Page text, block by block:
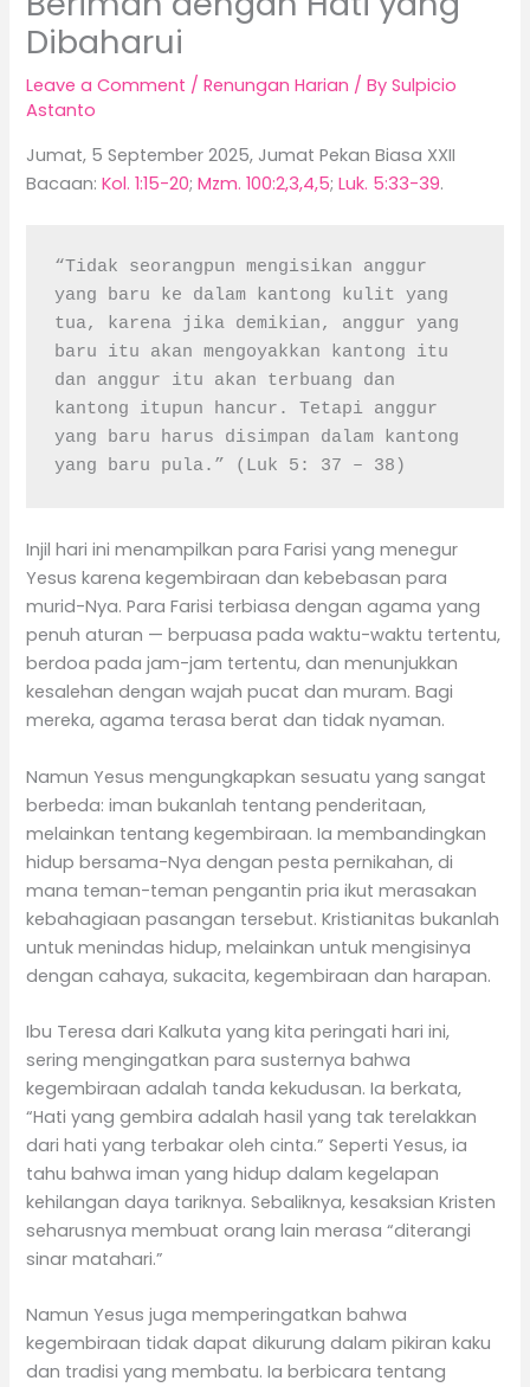
Dibaharui
Leave a Comment /Renungan Harian / BySulpicio
Astanto
Jumat, 5 September 2025, Jumat Pekan Biasa XXII
Bacaan:Kol. 1:15-20;Mzm. 100:2,3,4,5;Luk. 5:33-39.
“Tidak seorangpun mengisikan anggur
yang baru ke dalam kantong kulit yang
tua, karena jika demikian, anggur yang
baru itu akan mengoyakkan kantong itu
dan anggur itu akan terbuang dan
kantong itupun hancur. Tetapi anggur
yang baru harus disimpan dalam kantong
yang baru pula.” (Luk 5: 37 – 38)
Injil hari ini menampilkan para Farisi yang menegur
Yesus karena kegembiraan dan kebebasan para
murid-Nya. Para Farisi terbiasa dengan agama yang
penuh aturan — berpuasa pada waktu-waktu tertentu,
berdoa pada jam-jam tertentu, dan menunjukkan
kesalehan dengan wajah pucat dan muram. Bagi
mereka, agama terasa berat dan tidak nyaman.
Namun Yesus mengungkapkan sesuatu yang sangat
berbeda: iman bukanlah tentang penderitaan,
melainkan tentang kegembiraan. Ia membandingkan
hidup bersama-Nya dengan pesta pernikahan, di
mana teman-teman pengantin pria ikut merasakan
kebahagiaan pasangan tersebut. Kristianitas bukanlah
untuk menindas hidup, melainkan untuk mengisinya
dengan cahaya, sukacita, kegembiraan dan harapan.
Ibu Teresa dari Kalkuta yang kita peringati hari ini,
sering mengingatkan para susternya bahwa
kegembiraan adalah tanda kekudusan. Ia berkata,
“Hati yang gembira adalah hasil yang tak terelakkan
dari hati yang terbakar oleh cinta.” Seperti Yesus, ia
tahu bahwa iman yang hidup dalam kegelapan
kehilangan daya tariknya. Sebaliknya, kesaksian Kristen
seharusnya membuat orang lain merasa “diterangi
sinar matahari.”
Namun Yesus juga memperingatkan bahwa
kegembiraan tidak dapat dikurung dalam pikiran kaku
dan tradisi yang membatu. Ia berbicara tentang